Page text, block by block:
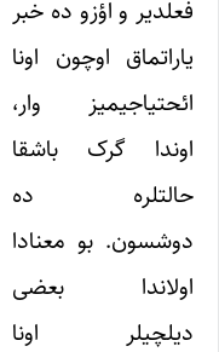
فعلدیر و اؤزو ده خبر
یاراتماق اوچون اونا
ائحتیاجیمیز وار،
اوندا گرک باشقا
حالتلره ده
دوشسون. بو معنادا
اولاندا بعضی
دیلچیلر اونا